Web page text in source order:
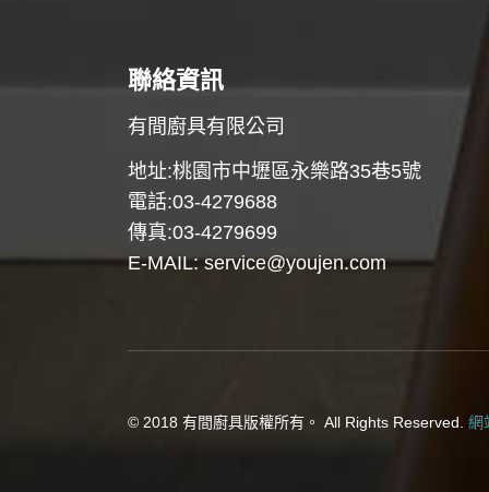
聯絡資訊
有間廚具有限公司
地址:桃園市中壢區永樂路35巷5號
電話:03-4279688
傳真:03-4279699
E-MAIL:service@youjen.com
© 2018 有間廚具版權所有。 All Rights Reserved. 網